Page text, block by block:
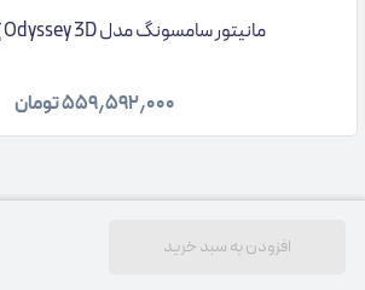
افزودن به سبد خرید
مانیتور سامسونگ مدل Samsung Odyssey 3D
۵۵۹٫۵۹۲٫۰۰۰تومان